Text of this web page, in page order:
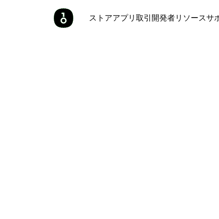
ストアアプリ 取引 開発者リソースサ